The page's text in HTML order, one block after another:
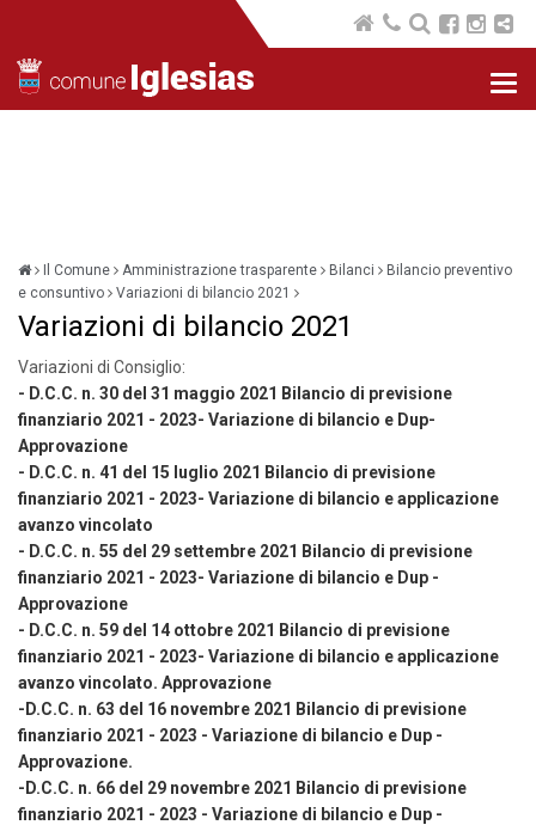
Il Comune Amministrazione trasparente Bilanci
Bilancio preventivo
e consuntivo
Variazioni di bilancio 2021
Variazioni di bilancio 2021
Variazioni di Consiglio:
- D.C.C. n. 30 del 31 maggio 2021 Bilancio di previsione
finanziario 2021 - 2023- Variazione di bilancio e Dup-
Approvazione
- D.C.C. n. 41 del 15 luglio 2021 Bilancio di previsione
finanziario 2021 - 2023- Variazione di bilancio e applicazione
avanzo vincolato
- D.C.C. n. 55 del 29 settembre 2021 Bilancio di previsione
finanziario 2021 - 2023- Variazione di bilancio e Dup -
Approvazione
- D.C.C. n. 59 del 14 ottobre 2021 Bilancio di previsione
finanziario 2021 - 2023- Variazione di bilancio e applicazione
avanzo vincolato. Approvazione
-D.C.C. n. 63 del 16 novembre 2021 Bilancio di previsione
finanziario 2021 - 2023 - Variazione di bilancio e Dup -
Approvazione.
-D.C.C. n. 66 del 29 novembre 2021 Bilancio di previsione
finanziario 2021 - 2023 - Variazione di bilancio e Dup -